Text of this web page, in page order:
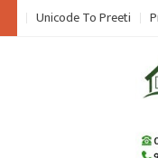
Unicode To Preeti